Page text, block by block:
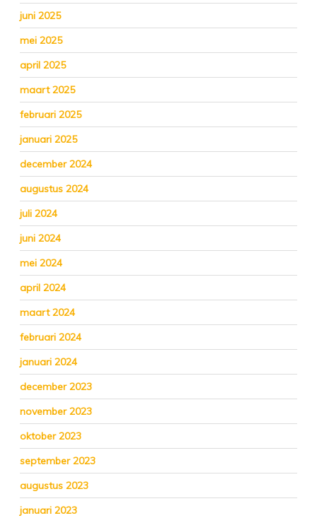
juni 2025
mei 2025
april 2025
maart 2025
februari 2025
januari 2025
december 2024
augustus 2024
juli 2024
juni 2024
mei 2024
april 2024
maart 2024
februari 2024
januari 2024
december 2023
november 2023
oktober 2023
september 2023
augustus 2023
januari 2023